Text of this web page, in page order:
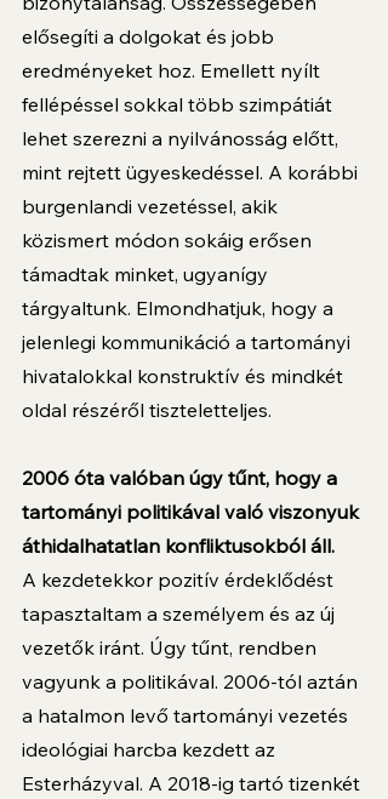
elősegíti a dolgokat és jobb
eredményeket hoz. Emellett nyílt
fellépéssel sokkal több szimpátiát
lehet szerezni a nyilvánosság előtt,
mint rejtett ügyeskedéssel. A korábbi
burgenlandi vezetéssel, akik
közismert módon sokáig erősen
támadtak minket, ugyanígy
tárgyaltunk. Elmondhatjuk, hogy a
jelenlegi kommunikáció a tartományi
hivatalokkal konstruktív és mindkét
oldal részéről tiszteletteljes.
2006 óta valóban úgy tűnt, hogy a
tartományi politikával való viszonyuk
áthidalhatatlan konfliktusokból áll.
A kezdetekkor pozitív érdeklődést
tapasztaltam a személyem és az új
vezetők iránt. Úgy tűnt, rendben
vagyunk a politikával. 2006-tól aztán
a hatalmon levő tartományi vezetés
ideológiai harcba kezdett az
Esterházyval. A 2018-ig tartó tizenkét